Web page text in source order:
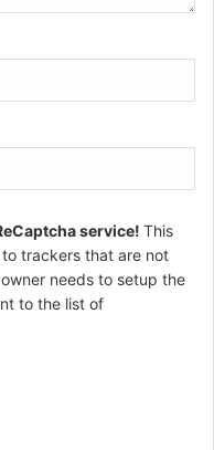
service! This
trackers that are not
needs to setup the
to the list of